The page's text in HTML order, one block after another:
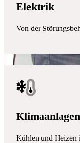
Elektrik
Von der
Klimaanlagen
Kühlen und Heizen